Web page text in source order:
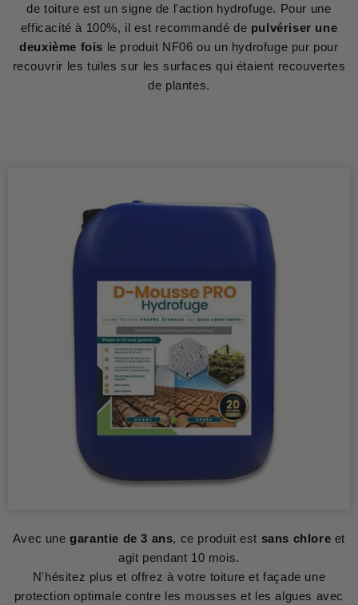
de toiture est un signe de l'action hydrofuge. Pour une
efficacité à 100%, il est recommandé de pulvériser une
deuxième fois le produit NF06 ou un hydrofuge pur pour
recouvrir les tuiles sur les surfaces qui étaient recouvertes
de plantes.
Avec unegarantie de 3 ans, ce produit est sans chlore et
agit pendant 10 mois.
N'hésitez plus et offrez à votre toiture et façade une
protection optimale contre les mousses et les algues avec